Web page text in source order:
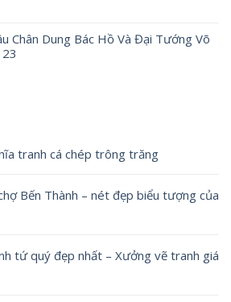
Chân Dung Bác Hồ Và Đại Tướng Võ
tranh cá chép trông trăng
Bến Thành – nét đẹp biểu tượng của
tứ quý đẹp nhất – Xưởng vẽ tranh giá